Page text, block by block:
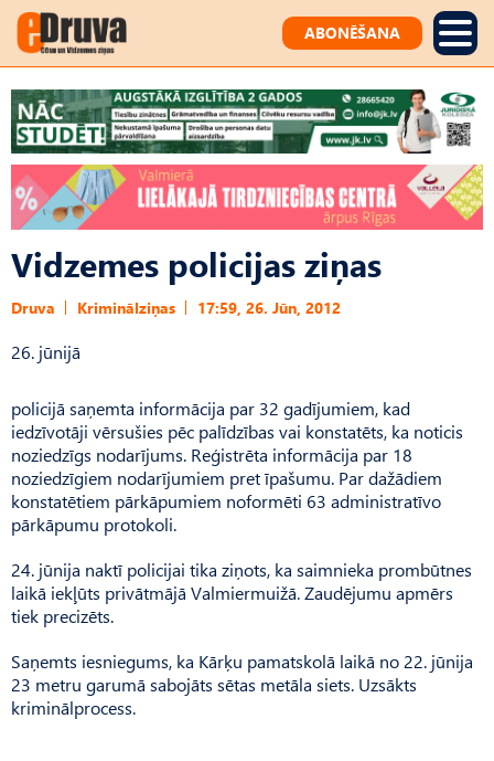
ABONĒŠANA
Vidzemes policijas ziņas
Druva Kriminālziņas 17:59, 26. Jūn, 2012
26. jūnijā
policijā saņemta informācija par 32 gadījumiem, kad
iedzīvotāji vērsušies pēc palīdzības vai konstatēts, ka noticis
noziedzīgs nodarījums. Reģistrēta informācija par 18
noziedzīgiem nodarījumiem pret īpašumu. Par dažādiem
konstatētiem pārkāpumiem noformēti 63 administratīvo
pārkāpumu protokoli.
24. jūnija naktī policijai tika ziņots, ka saimnieka prombūtnes
laikā iekļūts privātmājā Valmiermuižā. Zaudējumu apmērs
tiek precizēts.
Saņemts iesniegums, ka Kārķu pamatskolā laikā no 22. jūnija
23 metru garumā sabojāts sētas metāla siets. Uzsākts
kriminālprocess.